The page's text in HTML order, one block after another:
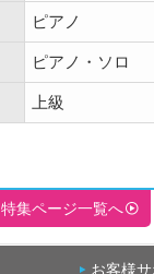
ピアノ
ピアノ・ソロ
上級
特集ページ一覧へ
お客様サ